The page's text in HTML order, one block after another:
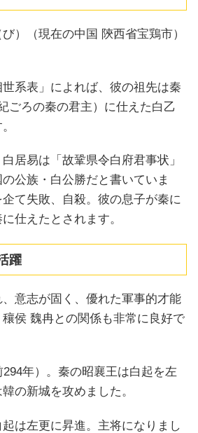
）（現在の中国 陝西省宝鶏市）
世系表」によれば、彼の祖先は秦
ごろの秦の君主）に仕えた白乙
居易は「故鞏県令白府君事状」
公族・白公勝だと書いていま
て失敗、自殺。彼の息子が秦に
仕えたとされます。
躍
意志が固く、優れた軍事的才能
侯 魏冉との関係も非常に良好で
年）。秦の昭襄王は白起を左
の新城を攻めました。
は左更に昇進。主将になりまし